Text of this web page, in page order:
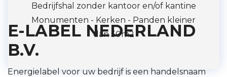
Bedrijfshal zonder kantoor en/of kantine
Monumenten - Kerken - Panden kleiner
dan 50m2
E-LABEL NEDERLAND
B.V.
Energielabel voor uw bedrijf is een handelsnaam